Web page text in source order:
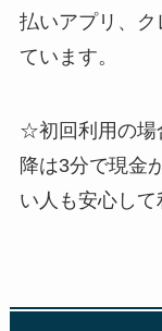
払いアプリ、
ています。
☆初回利用の場
降は3分で現金
い人も安心して